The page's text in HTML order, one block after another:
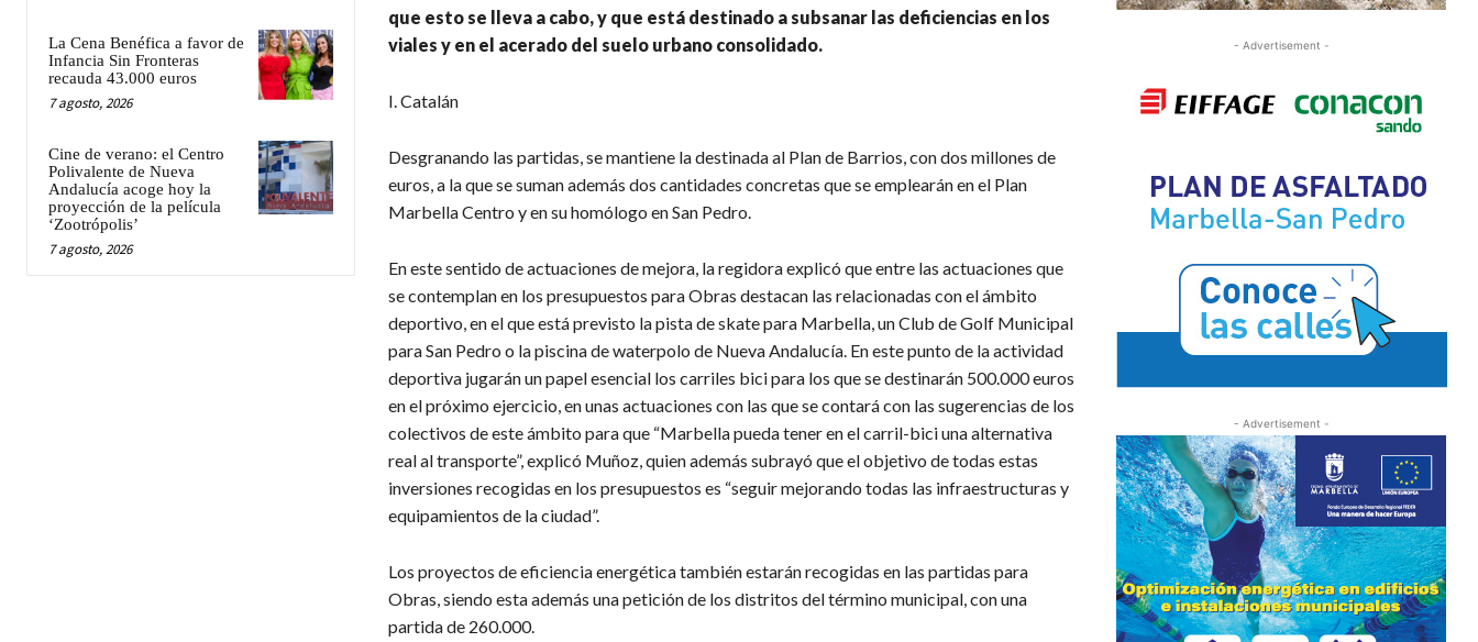
La Cena Benéfica a favor de
Infancia Sin Fronteras
recauda 43.000 euros
7 agosto, 2026
Cine de verano: el Centro
Polivalente de Nueva
Andalucía acoge hoy la
proyección de la película
‘Zootrópolis’
7 agosto, 2026
que esto se lleva a cabo, y que está destinado a subsanar las deficiencias en los
viales y en el acerado del suelo urbano consolidado.
I. Catalán
Desgranando las partidas, se mantiene la destinada al Plan de Barrios, con dos millones de
euros, a la que se suman además dos cantidades concretas que se emplearán en el Plan
Marbella Centro y en su homólogo en San Pedro.
En este sentido de actuaciones de mejora, la regidora explicó que entre las actuaciones que
se contemplan en los presupuestos para Obras destacan las relacionadas con el ámbito
deportivo, en el que está previsto la pista de skate para Marbella, un Club de Golf Municipal
para San Pedro o la piscina de waterpolo de Nueva Andalucía. En este punto de la actividad
deportiva jugarán un papel esencial los carriles bici para los que se destinarán 500.000 euros
en el próximo ejercicio, en unas actuaciones con las que se contará con las sugerencias de los
colectivos de este ámbito para que “Marbella pueda tener en el carril-bici una alternativa
real al transporte”, explicó Muñoz, quien además subrayó que el objetivo de todas estas
inversiones recogidas en los presupuestos es “seguir mejorando todas las infraestructuras y
equipamientos de la ciudad”.
Los proyectos de eficiencia energética también estarán recogidas en las partidas para
Obras, siendo esta además una petición de los distritos del término municipal, con una
partida de 260.000.
- Advertisement -
- Advertisement -